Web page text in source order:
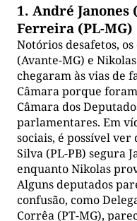
1. André
Ferreira (PL-MG)
Notórios desafetos,
(Avante-MG) e
chegaram às vias de
Câmara porque
Câmara dos
parlamentares. Em
sociais, é possível
Silva (PL-PB) segura
enquanto Nikolas
Alguns deputados
confusão, como
Corrêa (PT-MG),